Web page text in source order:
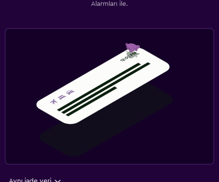
Alarmları ile.